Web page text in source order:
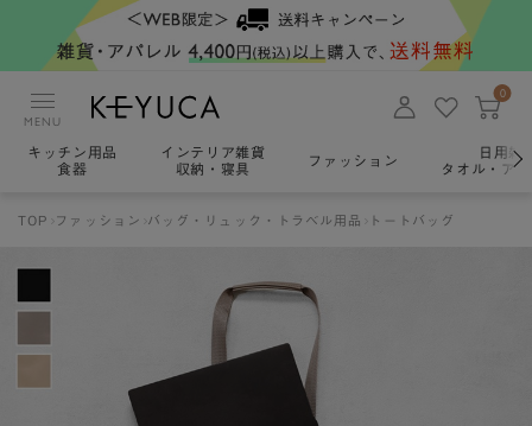
MENU
0
キッチン用品
食器
インテリア雑貨
収納・寝具
ファッション
日用雑
タオル・ア
TOP ファッション バッグ・リュック・トラベル用品 トートバッグ